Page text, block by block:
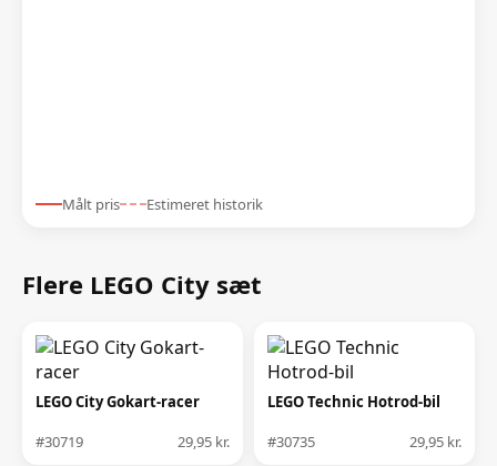
Målt pris Estimeret historik
Flere LEGO City sæt
LEGO City Gokart-racer
#30719 29,95 kr.
LEGO Technic Hotrod-bil
#30735 29,95 kr.